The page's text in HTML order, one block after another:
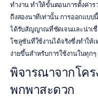
ทำงาน ทำให้ขั้นตอนการตั้งค่าร
ถึงสองนาทีเท่านั้น การออกแบบ
ได้รับสัญญาณที่ชัดเจนและน่าเ
โซลูชันที่ใช้งานได้จริงซึ่งทำให้
ง่ายขึ้นสำหรับการใช้งานในทุกๆ
พิจารณาจากโคร
พกพาสะดวก